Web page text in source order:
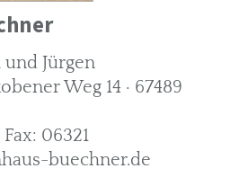
und Jürgen
Weg 14 · 67489
Fax: 06321
buechner.de